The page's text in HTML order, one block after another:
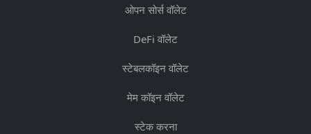
ओपन सोर्स वॉलेट
DeFi वॉलेट
स्टेबलकॉइन वॉलेट
मेम कॉइन वॉलेट
स्टेक करना